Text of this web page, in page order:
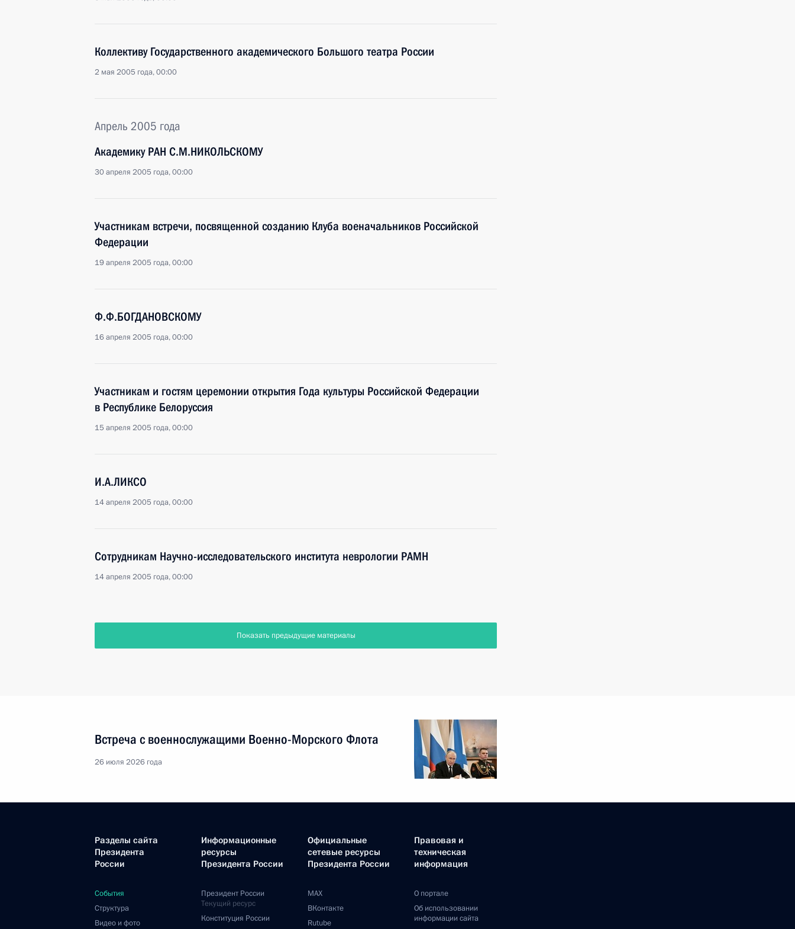
Коллективу Государственного академического Большого театра России
2 мая 2005 года, 00:00
Апрель 2005 года
Академику РАН С.М.НИКОЛЬСКОМУ
30 апреля 2005 года, 00:00
Участникам встречи, посвященной созданию Клуба военачальников Российской
Федерации
19 апреля 2005 года, 00:00
Ф.Ф.БОГДАНОВСКОМУ
16 апреля 2005 года, 00:00
Участникам и гостям церемонии открытия Года культуры Российской Федерации
в Республике Белоруссия
15 апреля 2005 года, 00:00
И.А.ЛИКСО
14 апреля 2005 года, 00:00
Сотрудникам Научно-исследовательского института неврологии РАМН
14 апреля 2005 года, 00:00
Показать предыдущие материалы
Встреча с военнослужащими Военно-Морского Флота
26 июля 2026 года
Разделы сайта
Президента
России
События
Структура
Видео и фото
Информационные
ресурсы
Президента России
Президент России
Текущий ресурс
Конституция России
Официальные
сетевые ресурсы
Президента России
MAX
ВКонтакте
Rutube
Правовая и
техническая
информация
О портале
Об использовании
информации сайта